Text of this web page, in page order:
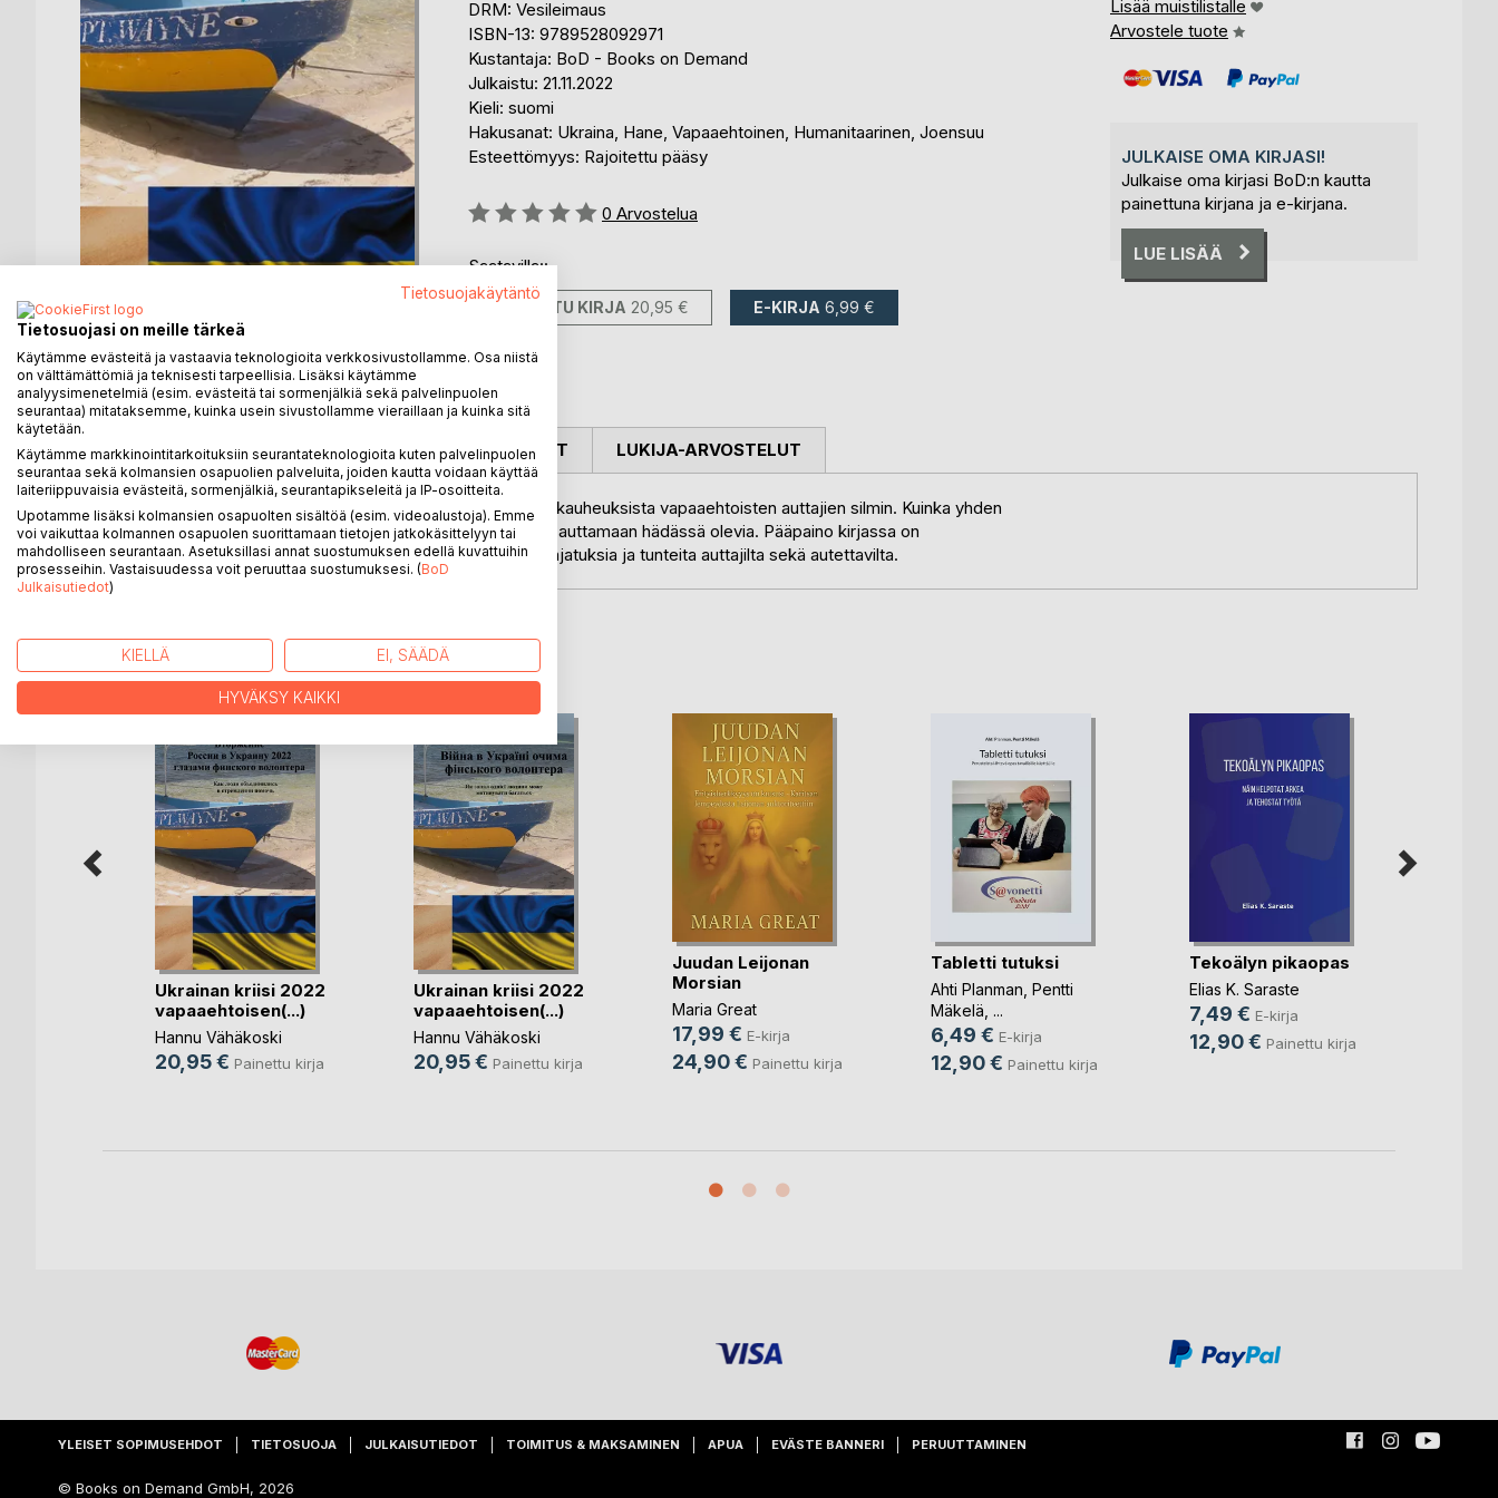
DRM: Vesileimaus
ISBN-13: 9789528092971
Kustantaja: BoD - Books on Demand
Julkaistu: 21.11.2022
Kieli: suomi
Hakusanat: Ukraina, Hane, Vapaaehtoinen, Humanitaarinen, Joensuu
Esteettömyys: Rajoitettu pääsy
Arvostelu::
0 Arvostelua
Saatavilla::
PAINETTU KIRJA 20,95 € E-KIRJA 6,99 €
Lisää muistilistalle
Arvostele tuote
JULKAISE OMA KIRJASI!
Julkaise oma kirjasi BoD:n kautta
painettuna kirjana ja e-kirjana.
LUE LISÄÄ
KUVAUS
Kirja kertoo 2022 helmikuisesta arkipäivästä alkaen sodan kauheuksista vapaaehtoisten auttajien silmin. Kuinka yhden
ihmisen päättäväisellä asenteella saadaan tuhansia ihmisiä auttamaan hädässä olevia. Pääpaino kirjassa on
humanitaarisen avun antamisessa, mutta se kertoo myös ajatuksia ja tunteita auttajilta sekä autettavilta.
KIRJAILIJA LEHDISTÖARVOSTELUT LUKIJA-ARVOSTELUT
LISÄÄ KIRJOJA BoD:LLA
Ukrainan kriisi 2022
vapaaehtoisen(...)
Hannu Vähäkoski
20,95 € Painettu kirja
Ukrainan kriisi 2022
vapaaehtoisen(...)
Hannu Vähäkoski
20,95 € Painettu kirja
Juudan Leijonan
Morsian
Maria Great
17,99 € E-kirja
24,90 € Painettu kirja
Tabletti tutuksi
Ahti Planman Pentti
Mäkelä , ...
6,49 € E-kirja
12,90 € Painettu kirja
Tekoälyn pikaopas
Elias K. Saraste
7,49 € E-kirja
12,90 € Painettu kirja
YLEISET SOPIMUSEHDOT TIETOSUOJA JULKAISUTIEDOT TOIMITUS & MAKSAMINEN APUA EVÄSTE BANNERI PERUUTTAMINEN
© Books on Demand GmbH, 2026
Tietosuojakäytäntö
Tietosuojasi on meille tärkeä
Käytämme evästeitä ja vastaavia teknologioita verkkosivustollamme. Osa niistä
on välttämättömiä ja teknisesti tarpeellisia. Lisäksi käytämme
analyysimenetelmiä (esim. evästeitä tai sormenjälkiä sekä palvelinpuolen
seurantaa) mitataksemme, kuinka usein sivustollamme vieraillaan ja kuinka sitä
käytetään.
Käytämme markkinointitarkoituksiin seurantateknologioita kuten palvelinpuolen
seurantaa sekä kolmansien osapuolien palveluita, joiden kautta voidaan käyttää
laiteriippuvaisia evästeitä, sormenjälkiä, seurantapikseleitä ja IP-osoitteita.
Upotamme lisäksi kolmansien osapuolten sisältöä (esim. videoalustoja). Emme
voi vaikuttaa kolmannen osapuolen suorittamaan tietojen jatkokäsittelyyn tai
mahdolliseen seurantaan. Asetuksillasi annat suostumuksen edellä kuvattuihin
prosesseihin. Vastaisuudessa voit peruuttaa suostumuksesi. (BoD
Julkaisutiedot)
KIELLÄ EI, SÄÄDÄ
HYVÄKSY KAIKKI